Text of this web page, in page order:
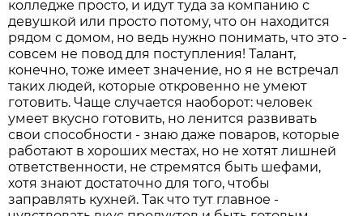
колледже просто, и идут туда за компанию с
девушкой или просто потому, что он находится
рядом с домом, но ведь нужно понимать, что это -
совсем не повод для поступления! Талант,
конечно, тоже имеет значение, но я не встречал
таких людей, которые откровенно не умеют
готовить. Чаще случается наоборот: человек
умеет вкусно готовить, но ленится развивать
свои способности - знаю даже поваров, которые
работают в хороших местах, но не хотят лишней
ответственности, не стремятся быть шефами,
хотя знают достаточно для того, чтобы
заправлять кухней. Так что тут главное -